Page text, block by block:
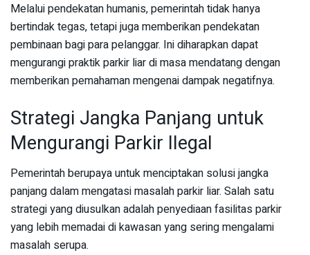
Melalui pendekatan humanis, pemerintah tidak hanya
bertindak tegas, tetapi juga memberikan pendekatan
pembinaan bagi para pelanggar. Ini diharapkan dapat
mengurangi praktik parkir liar di masa mendatang dengan
memberikan pemahaman mengenai dampak negatifnya.
Strategi Jangka Panjang untuk
Mengurangi Parkir Ilegal
Pemerintah berupaya untuk menciptakan solusi jangka
panjang dalam mengatasi masalah parkir liar. Salah satu
strategi yang diusulkan adalah penyediaan fasilitas parkir
yang lebih memadai di kawasan yang sering mengalami
masalah serupa.